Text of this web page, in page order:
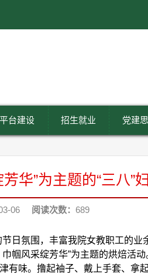
平台建设 招生就业 党建
华”为主题的“三八”
06 阅读次数： 689
日氛围，丰富我院女教职工的
帼风采绽芳华”为主题的烘焙活动
有味。撸起袖子、戴上手套、拿